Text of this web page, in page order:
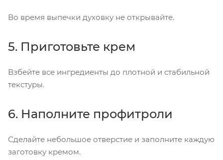
Во время выпечки духовку не открывайте.
5. Приготовьте крем
Взбейте все ингредиенты до плотной и стабильной
текстуры.
6. Наполните профитроли
Сделайте небольшое отверстие и заполните каждую
заготовку кремом.